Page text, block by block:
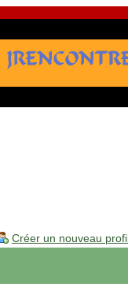
Créer un nouveau profil